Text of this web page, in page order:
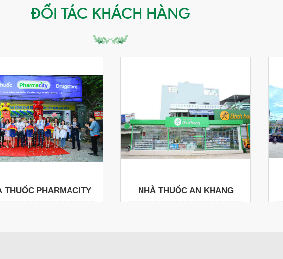
ĐỐI TÁC KHÁCH HÀNG
THUỐC PHARMACITY NHÀ THUỐC AN KHANG